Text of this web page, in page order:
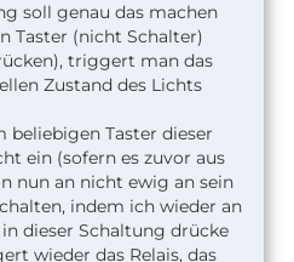
soll genau das machen
Taster (nicht Schalter)
triggert man das
Zustand des Lichts
beliebigen Taster dieser
ein (sofern es zuvor aus
nun an nicht ewig an sein
indem ich wieder an
dieser Schaltung drücke
wieder das Relais, das